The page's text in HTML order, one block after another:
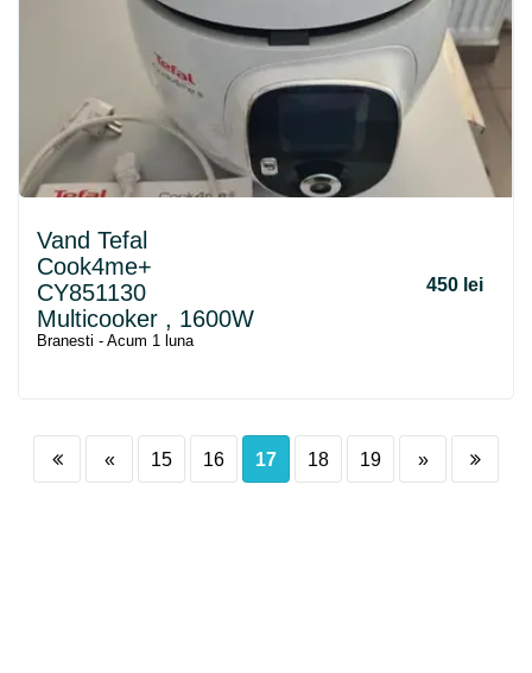
Vand Tefal
Cook4me+
CY851130
Multicooker , 1600W
450 lei
Branesti - Acum 1 luna
« 15 16 17 18 19 »